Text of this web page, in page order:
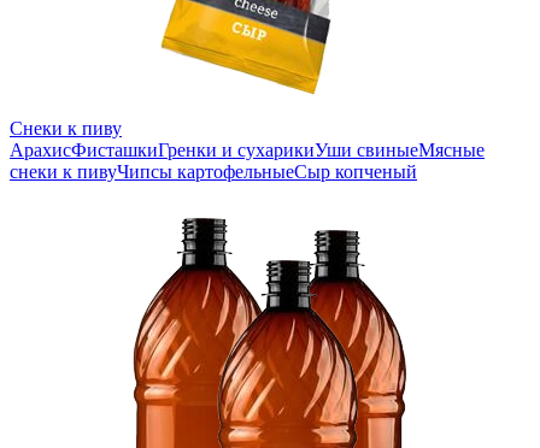
Снеки к пиву
АрахисФисташкиГренки и сухарикиУши свиныеМясные
снеки к пивуЧипсы картофельныеСыр копченый